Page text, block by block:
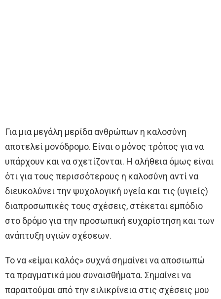
Για μια μεγάλη μερίδα ανθρώπων η καλοσύνη
αποτελεί μονόδρομο. Είναι ο μόνος τρόπος για να
υπάρχουν και να σχετίζονται. Η αλήθεια όμως είναι
ότι για τους περισσότερους η καλοσύνη αντί να
διευκολύνει την ψυχολογική υγεία και τις (υγιείς)
διαπροσωπικές τους σχέσεις, στέκεται εμπόδιο
στο δρόμο για την προσωπική ευχαρίστηση και των
ανάπτυξη υγιών σχέσεων.
Το να «είμαι καλός» συχνά σημαίνει να αποσιωπώ
τα πραγματικά μου συναισθήματα. Σημαίνει να
παραιτούμαι από την ειλικρίνεια στις σχέσεις μου